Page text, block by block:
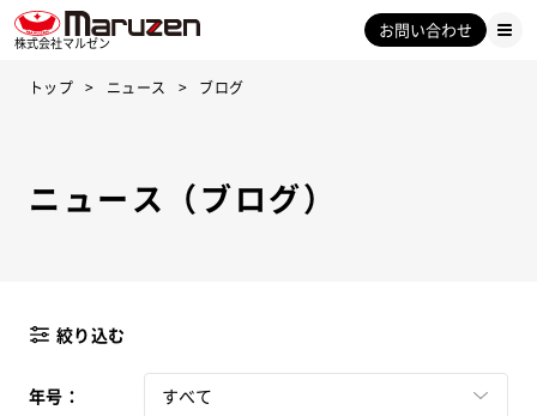
株式会社マルゼン
お問い合わせ
トップ ニュース ブログ
ニュース（ブログ）
絞り込む
年号： すべて